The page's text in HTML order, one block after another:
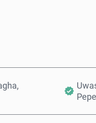
Pepe